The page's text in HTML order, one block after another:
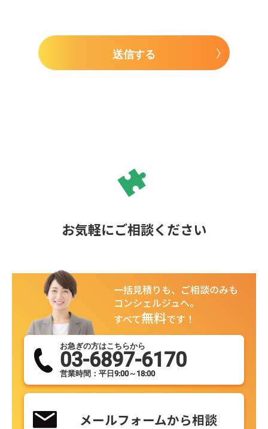
送信する
お気軽にご相談ください
一括見積りも、ご相談のみも
コンシェルジュへ。
すべて無料です！
お急ぎの方はこちらから
03-6897-6170
営業時間：平日9:00～18:00
メールフォームから相談